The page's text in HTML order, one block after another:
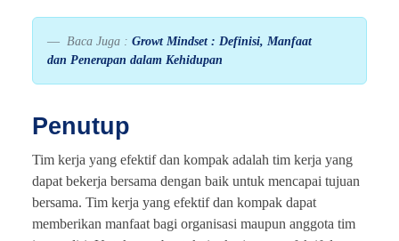
Baca Juga : Growt Mindset : Definisi, Manfaat
dan Penerapan dalam Kehidupan
Penutup
Tim kerja yang efektif dan kompak adalah tim kerja yang
dapat bekerja bersama dengan baik untuk mencapai tujuan
bersama. Tim kerja yang efektif dan kompak dapat
memberikan manfaat bagi organisasi maupun anggota tim